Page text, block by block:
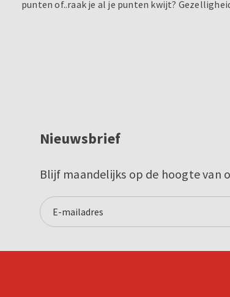
punten of..raak je al je punten kwijt?
Nieuwsbrief
Blijf maandelijks op de hoogte van